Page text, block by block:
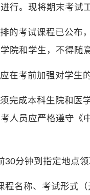
行。现将期末考试
的考试课程已公布
院和学生，不得随
在考前加强对学生
完成本科生院和医
人员应严格遵守《
30分钟到指定地点
程名称、考试形式